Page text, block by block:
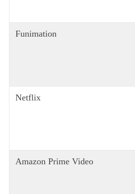
Funimation
Netflix
Amazon Prime Video